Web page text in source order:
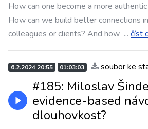
How can one become a more
How can we build better connections
colleagues or clients? And how ... číst
6.2.2024 20:55 01:03:03 soubor ke
#185: Miloslav
evidence-based
dlouhovkost?